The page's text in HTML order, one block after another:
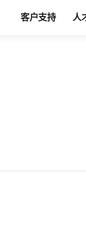
客户支持 人